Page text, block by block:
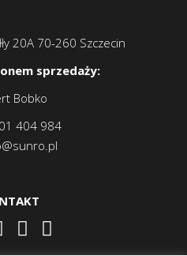
20A 70-260 Szczecin
sprzedaży:
Bobko
404 984